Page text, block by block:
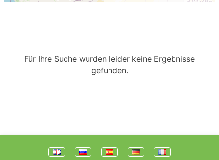
Für Ihre Suche wurden leider keine Ergebnisse
gefunden.